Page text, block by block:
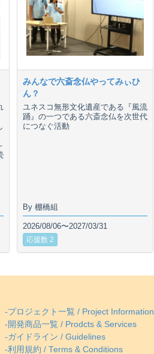
みんなで六斎念仏やってみぃひ
ん？
ユネスコ無形文化遺産である『風流
踊』の一つである六斎念仏を次世代
につなぐ活動
By 棚橋組
2026/08/06〜2027/03/31
応援数 2
-プロジェクト一覧 / Project Information
-開発商品一覧 / Prodcts & Services
-ガイドライン / Guidelines
-利用規約 / Terms & Conditions